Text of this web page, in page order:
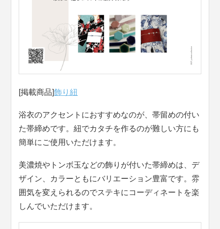
[掲載商品]飾り紐
浴衣のアクセントにおすすめなのが、帯留めの付い
た帯締めです。紐でカタチを作るのが難しい方にも
簡単にご使用いただけます。
美濃焼やトンボ玉などの飾りが付いた帯締めは、デ
ザイン、カラーともにバリエーション豊富です。雰
囲気を変えられるのでステキにコーディネートを楽
しんでいただけます。